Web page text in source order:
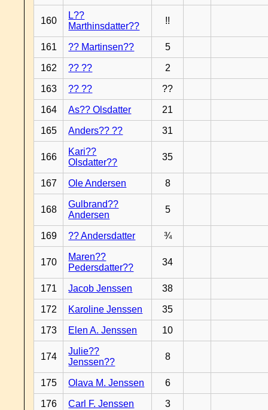
160
L??
Marthinsdatter??
!!
161 ?? Martinsen?? 5
162 ?? ?? 2
163 ?? ?? ??
164 As?? Olsdatter 21
165 Anders?? ?? 31
166
Kari??
Olsdatter??
35
167 Ole Andersen 8
168
Gulbrand??
Andersen
5
169 ?? Andersdatter ¾
170
Maren??
Pedersdatter??
34
171 Jacob Jenssen 38
172 Karoline Jenssen 35
173 Elen A. Jenssen 10
174
Julie??
Jenssen??
8
175 Olava M. Jenssen 6
176 Carl F. Jenssen 3